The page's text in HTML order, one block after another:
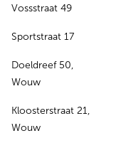
Vossstraat 49
Sportstraat 17
Doeldreef 50,
Wouw
Kloosterstraat 21,
Wouw